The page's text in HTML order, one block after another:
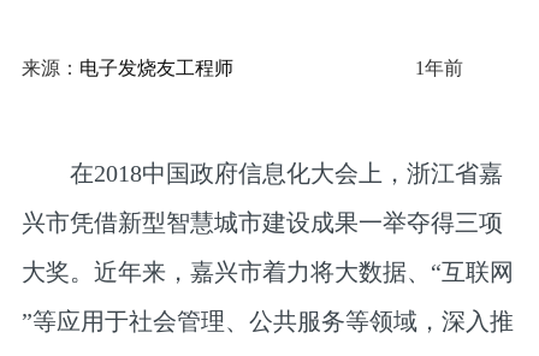
来源： 电子发烧友工程师 1年前
在2018中国政府信息化大会上，浙江省嘉
兴市凭借新型智慧城市建设成果一举夺得三项
大奖。近年来，嘉兴市着力将大数据、“互联网
”等应用于社会管理、公共服务等领域，深入推